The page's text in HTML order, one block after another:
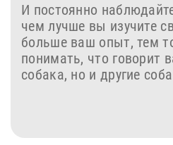
И постоянно
чем лучше вы изучите
больше ваш опыт, тем
понимать, что говорит
собака, но и другие